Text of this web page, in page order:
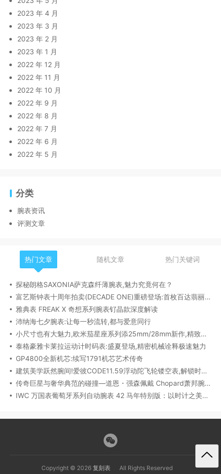
2023 年 4 月
2023 年 3 月
2023 年 2 月
2023 年 1 月
2022 年 12 月
2022 年 11 月
2022 年 10 月
2022 年 9 月
2022 年 8 月
2022 年 7 月
2022 年 6 月
2022 年 5 月
分类
腕表资讯
评测文章
热门文章 随机文章 热门关键词
探秘朗格SAXONIA萨克森纤薄腕表,魅力究竟何在？
富艺斯钟表十周年拍卖(DECADE ONE)重磅登场:首枚百达翡丽1518精钢腕表领衔呈献
雅典表 FREAK X 奇想系列腕表钌晶款深度解读​
沛纳海七夕腕表:让每一秒流转,都与爱意同行
小尺寸也有大魅力,欧米茄星座系列添25mm/28mm新作,精致感拉满
泰格豪雅卡莱拉运动计时码表:盛夏登场,精密机械诠释极速魅力
GP4800全新机芯:续写1791机芯艺术传奇
建筑美学跃然腕间!爱彼CODE11.59浮动陀飞轮镂空表,解锁时间律动新形态
传奇巨星与奢华典范的碰撞—道恩・强森佩戴 Chopard萧邦腕表珠宝亮相威尼斯电影节
IWC 万国表葡萄牙系列自动腕表 42 马年特别版：以时计之美，致敬农历新年​
Copyright © 2026 复刻表 All Rights Reserved